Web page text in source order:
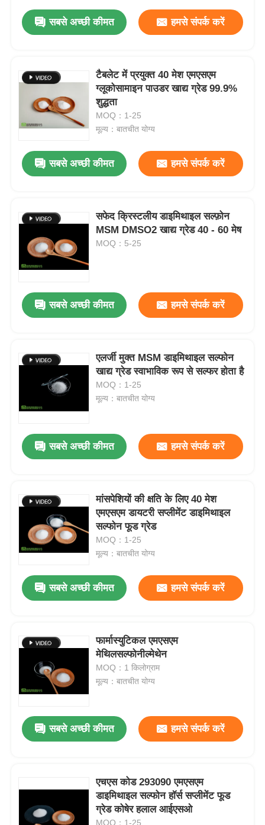
वीडियो
हमारे बारे में
गुणवत्ता नियंत्रण
एमएसएम पाउडर
एमएसएम मिथाइलसल्फोनीलमीथेन
एमएसएम डाइमिथाइल सल्फोन
सबसे अच्छी कीमत हमसे संपर्क करें
टैबलेट में प्रयुक्त 40 मेश एमएसएम
ग्लूकोसामाइन पाउडर खाद्य ग्रेड 99.9%
शुद्धता
MOQ：1-25
मूल्य：बातचीत योग्य
सबसे अच्छी कीमत हमसे संपर्क करें
सफेद क्रिस्टलीय डाइमिथाइल सल्फ़ोन
MSM DMSO2 खाद्य ग्रेड 40 - 60 मेष
MOQ：5-25
सबसे अच्छी कीमत हमसे संपर्क करें
एलर्जी मुक्त MSM डाइमिथाइल सल्फोन
खाद्य ग्रेड स्वाभाविक रूप से सल्फर होता है
MOQ：1-25
मूल्य：बातचीत योग्य
सबसे अच्छी कीमत हमसे संपर्क करें
मांसपेशियों की क्षति के लिए 40 मेश
एमएसएम डायटरी सप्लीमेंट डाइमिथाइल
सल्फोन फूड ग्रेड
MOQ：1-25
मूल्य：बातचीत योग्य
सबसे अच्छी कीमत हमसे संपर्क करें
फार्मास्युटिकल एमएसएम
मेथिलसल्फोनील्मेथेन
MOQ：1 किलोग्राम
मूल्य：बातचीत योग्य
सबसे अच्छी कीमत हमसे संपर्क करें
एचएस कोड 293090 एमएसएम
डाइमिथाइल सल्फोन हॉर्स सप्लीमेंट फूड
ग्रेड कोषेर हलाल आईएसओ
MOQ：1-25